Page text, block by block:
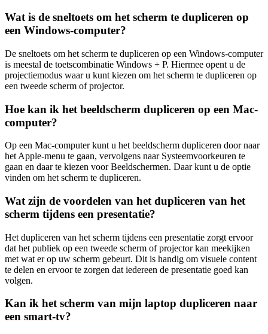
Wat is de sneltoets om het scherm te dupliceren op
een Windows-computer?
De sneltoets om het scherm te dupliceren op een Windows-computer
is meestal de toetscombinatie Windows + P. Hiermee opent u de
projectiemodus waar u kunt kiezen om het scherm te dupliceren op
een tweede scherm of projector.
Hoe kan ik het beeldscherm dupliceren op een Mac-
computer?
Op een Mac-computer kunt u het beeldscherm dupliceren door naar
het Apple-menu te gaan, vervolgens naar Systeemvoorkeuren te
gaan en daar te kiezen voor Beeldschermen. Daar kunt u de optie
vinden om het scherm te dupliceren.
Wat zijn de voordelen van het dupliceren van het
scherm tijdens een presentatie?
Het dupliceren van het scherm tijdens een presentatie zorgt ervoor
dat het publiek op een tweede scherm of projector kan meekijken
met wat er op uw scherm gebeurt. Dit is handig om visuele content
te delen en ervoor te zorgen dat iedereen de presentatie goed kan
volgen.
Kan ik het scherm van mijn laptop dupliceren naar
een smart-tv?